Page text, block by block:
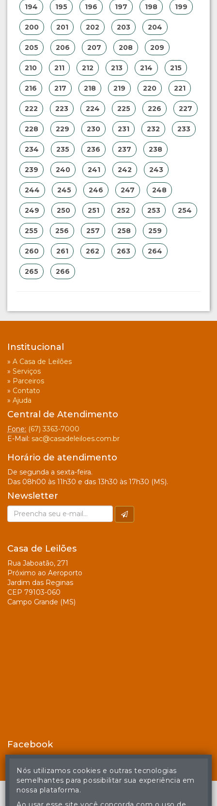
194 195 196 197 198 199
200 201 202 203 204
205 206 207 208 209
210 211 212 213 214 215
216 217 218 219 220 221
222 223 224 225 226 227
228 229 230 231 232 233
234 235 236 237 238
239 240 241 242 243
244 245 246 247 248
249 250 251 252 253 254
255 256 257 258 259
260 261 262 263 264
265 266
Institucional
» A Casa de Leilões
» Serviços
» Parceiros
» Contato
» Ajuda
Central de Atendimento
Fone: (67) 3363-7000
E-Mail: sac@casadeleiloes.com.br
Horário de atendimento
De segunda a sexta-feira.
Das 08h00 às 11h30 e das 13h30 às 17h30 (MS).
Newsletter
Casa de Leilões
Rua Jaboatão, 271
Próximo ao Aeroporto
Jardim das Reginas
CEP 79103-060
Campo Grande (MS)
Facebook
Nós utilizamos cookies e outras tecnologias
semelhantes para possibilitar sua experiência em
nossa plataforma.